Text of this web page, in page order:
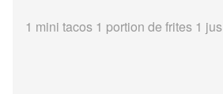
1 mini tacos 1 portion de frites 1 jus